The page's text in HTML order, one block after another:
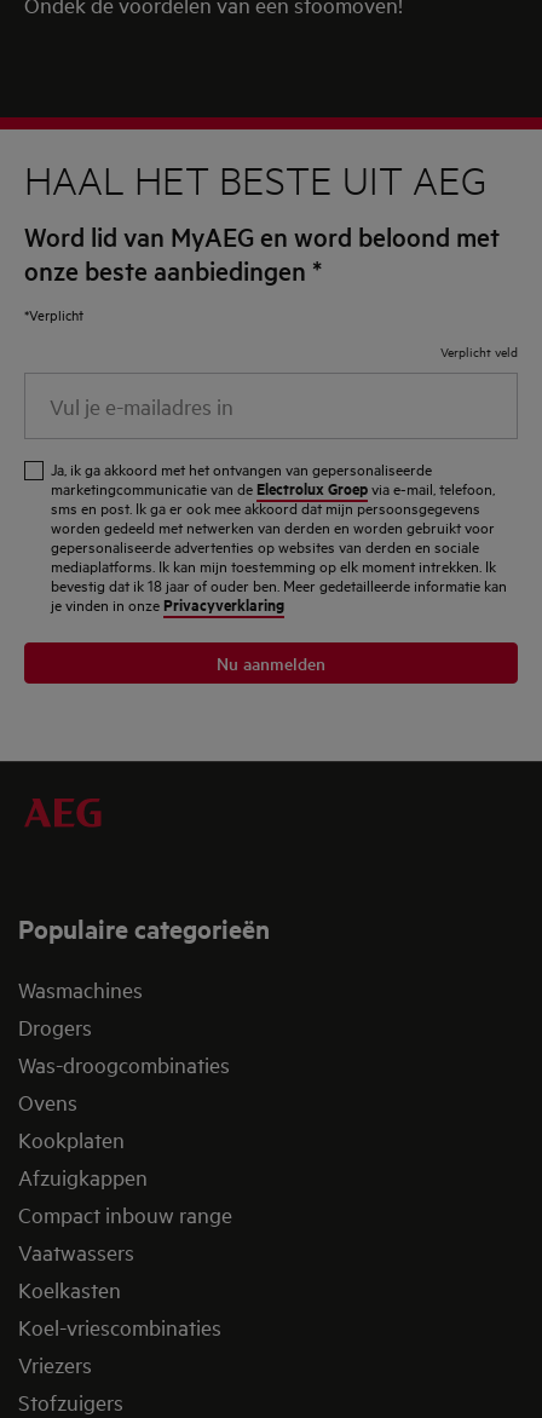
HAAL HET BESTE UIT AEG
Word lid van MyAEG en word beloond met
onze beste aanbiedingen *
*Verplicht
Verplicht veld
mailadres
Ja, ik ga akkoord met het ontvangen van gepersonaliseerde
marketingcommunicatie van de Electrolux Groepvia e-mail, telefoon,
sms en post. Ik ga er ook mee akkoord dat mijn persoonsgegevens
worden gedeeld met netwerken van derden en worden gebruikt voor
gepersonaliseerde advertenties op websites van derden en sociale
mediaplatforms. Ik kan mijn toestemming op elk moment intrekken. Ik
bevestig dat ik 18 jaar of ouder ben. Meer gedetailleerde informatie kan
je vinden in onze Privacyverklaring
Nu aanmelden
Populaire categorieën
Wasmachines
Drogers
Was-droogcombinaties
Ovens
Kookplaten
Afzuigkappen
Compact inbouw range
Vaatwassers
Koelkasten
Koel-vriescombinaties
Vriezers
Stofzuigers